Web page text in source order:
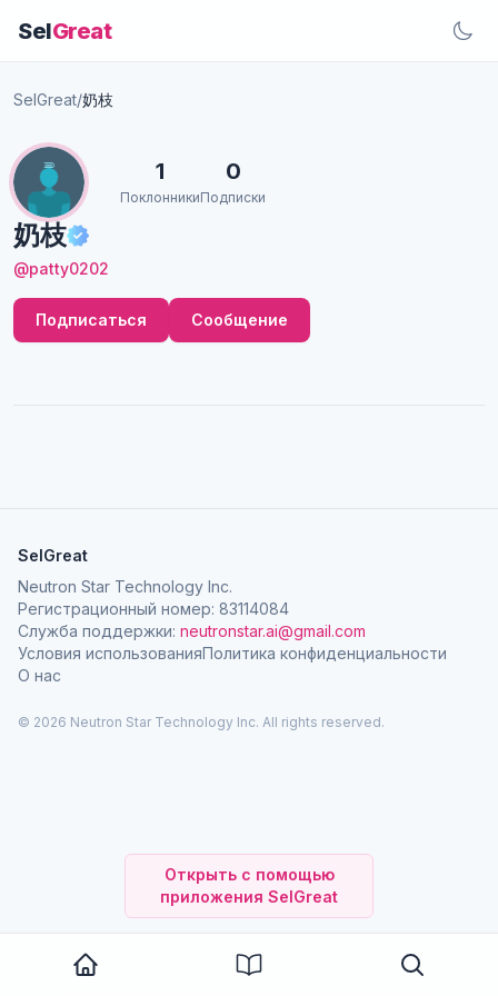
SelGreat
Открыть с помощью
приложения SelGreat
SelGreat/奶枝
奶枝
@patty0202
1
Поклонники
0
Подписки
Подписаться Сообщение
SelGreat
Neutron Star Technology Inc.
Регистрационный номер: 83114084
Служба поддержки: neutronstar.ai@gmail.com
Условия использованияПолитика конфиденциальности
О нас
© 2026 Neutron Star Technology Inc. All rights reserved.